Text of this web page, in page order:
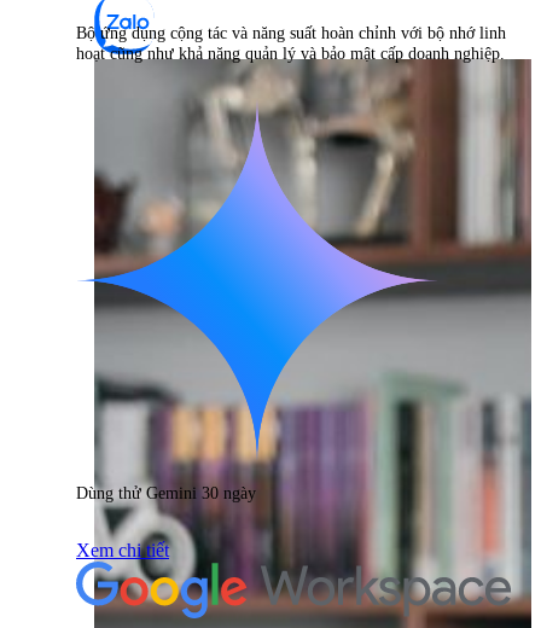
Bộ ứng dụng cộng tác và năng suất hoàn chỉnh với bộ nhớ linh
hoạt cũng như khả năng quản lý và bảo mật cấp doanh nghiệp.
Dùng thử Gemini 30 ngày
Xem chi tiết